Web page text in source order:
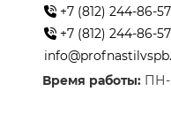
+7 (812) 244-86-57
+7 (812) 244-86-57
Время работы: ПН-